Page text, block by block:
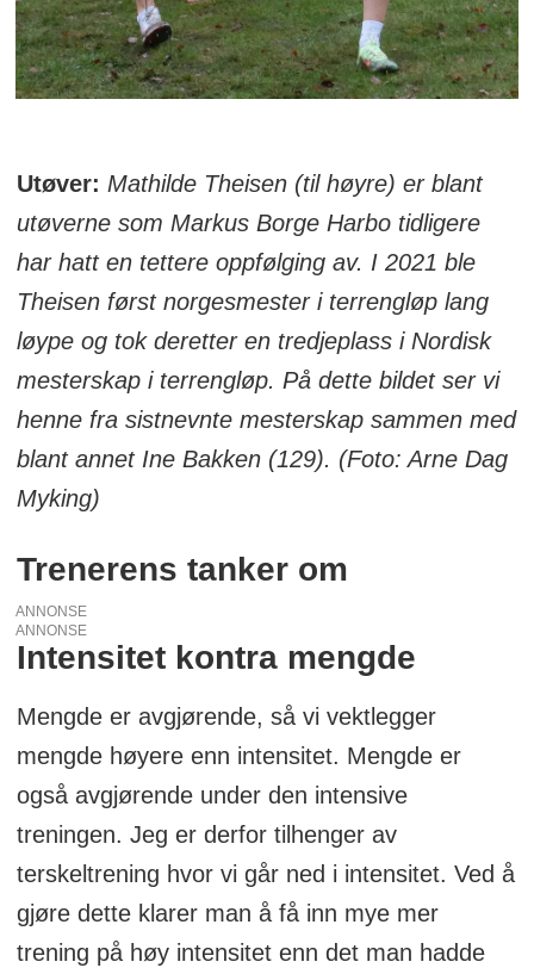
Utøver: Mathilde Theisen (til høyre) er blant
utøverne som Markus Borge Harbo tidligere
har hatt en tettere oppfølging av. I 2021 ble
Theisen først norgesmester i terrengløp lang
løype og tok deretter en tredjeplass i Nordisk
mesterskap i terrengløp. På dette bildet ser vi
henne fra sistnevnte mesterskap sammen med
blant annet Ine Bakken (129). (Foto: Arne Dag
Myking)
Trenerens tanker om
ANNONSE
ANNONSE
Intensitet kontra mengde
Mengde er avgjørende, så vi vektlegger
mengde høyere enn intensitet. Mengde er
også avgjørende under den intensive
treningen. Jeg er derfor tilhenger av
terskeltrening hvor vi går ned i intensitet. Ved å
gjøre dette klarer man å få inn mye mer
trening på høy intensitet enn det man hadde